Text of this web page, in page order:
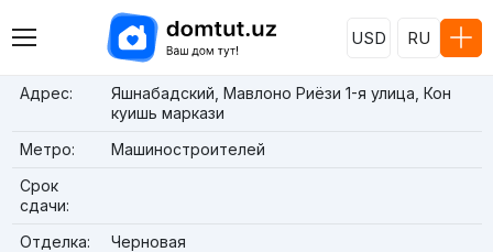
USD RU
Адрес:
Яшнабадский, Мавлоно Риёзи 1-я улица, Кон
куишь маркази
Метро:
Машиностроителей
Срок
сдачи:
Отделка:
Черновая